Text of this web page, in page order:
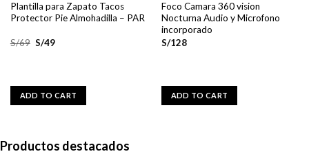
Plantilla para Zapato Tacos
Protector Pie Almohadilla – PAR
S/69 S/49
ADD TO CART
Foco Camara 360 vision
Nocturna Audio y Microfono
incorporado
S/128
ADD TO CART
Productos destacados